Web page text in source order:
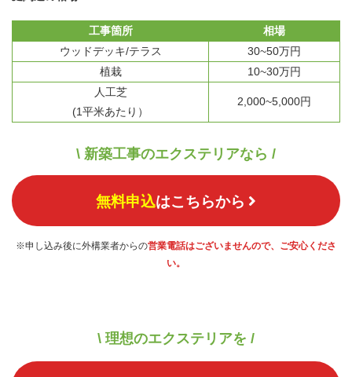
工事箇所
相場
ウッドデッキ/テラス
30~50万円
植栽
10~30万円
人工芝
(1平米あたり）
2,000~5,000円
\ 新築工事のエクステリアなら /
無料申込はこちらから
※申し込み後に外構業者からの営業電話はございませんので、ご安心くださ
い。
\ 理想のエクステリアを /